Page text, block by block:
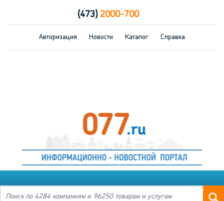
(473)2000-700
Авторизация Новости Каталог Справка